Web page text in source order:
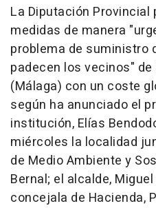
La Diputación Provincial
medidas de manera
problema de suministro
padecen los vecinos" de
(Málaga) con un coste
según ha anunciado el
institución, Elías
miércoles la localidad
de Medio Ambiente y
Bernal; el alcalde,
concejala de Hacienda,